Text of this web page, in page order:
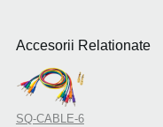
Accesorii Relationate
SQ-CABLE-6